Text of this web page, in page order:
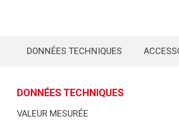
DONNÉES TECHNIQUES
DONNÉES TECHNIQUES
VALEUR MESURÉE